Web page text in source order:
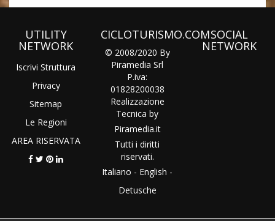
UTILITY
NETWORK
Iscrivi Struttura
Privacy
Sitemap
Le Regioni
AREA RISERVATA
CICLOTURISMO.COM
© 2008/2020 By
Piramedia Srl
P.iva:
01828200038
Realizzazione
Tecnica by
Piramedia.it
Tutti i diritti
riservati.
Italiano - English -
Detusche
SOCIAL
NETWORK